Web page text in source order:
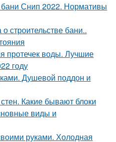
бани Снип 2022. Нормативы
строительстве бани..
протечек воды. Лучшие
году
Душевой поддон и
Какие бывают блоки
виды и
руками. Холодная